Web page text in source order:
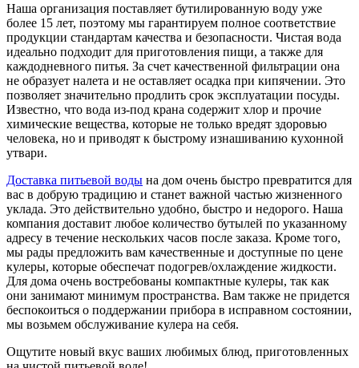
Наша организация поставляет бутилированную воду уже
более 15 лет, поэтому мы гарантируем полное соответствие
продукции стандартам качества и безопасности. Чистая вода
идеально подходит для приготовления пищи, а также для
каждодневного питья. За счет качественной фильтрации она
не образует налета и не оставляет осадка при кипячении. Это
позволяет значительно продлить срок эксплуатации посуды.
Известно, что вода из-под крана содержит хлор и прочие
химические вещества, которые не только вредят здоровью
человека, но и приводят к быстрому изнашиванию кухонной
утвари.
Доставка питьевой воды на дом очень быстро превратится для
вас в добрую традицию и станет важной частью жизненного
уклада. Это действительно удобно, быстро и недорого. Наша
компания доставит любое количество бутылей по указанному
адресу в течение нескольких часов после заказа. Кроме того,
мы рады предложить вам качественные и доступные по цене
кулеры, которые обеспечат подогрев/охлаждение жидкости.
Для дома очень востребованы компактные кулеры, так как
они занимают минимум пространства. Вам также не придется
беспокоиться о поддержании прибора в исправном состоянии,
мы возьмем обслуживание кулера на себя.
Ощутите новый вкус ваших любимых блюд, приготовленных